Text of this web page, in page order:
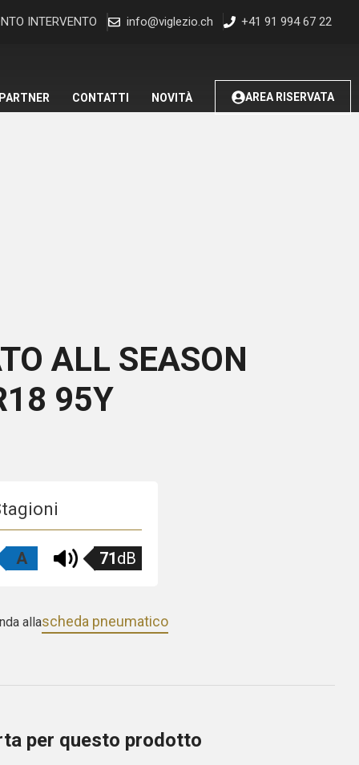
INTERVENTO info@viglezio.ch +41 91 994 67 22
CONTATTI NOVITÀ AREA RISERVATA
ALL SEASON
95Y
A 71dB
allascheda pneumatico
per questo prodotto